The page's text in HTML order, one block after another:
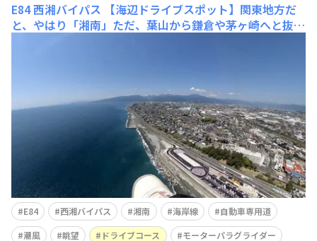
E84 西湘バイパス
【海辺ドライブスポット】関東地方だ
と、やはり「湘南」ただ、葉山から鎌倉や茅ヶ崎へと抜け
直線）特に下り線は海側で、眼前には箱根の山々潮風を感
E84 西湘バイパス 湘南 海岸線
自動車専用道
潮風
眺望 ドライブコース モーターパラグライダー